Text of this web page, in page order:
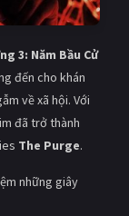
3: Năm Bầu Cử
đến cho khán
về xã hội. Với
đã trở thành
The Purge.
những giây